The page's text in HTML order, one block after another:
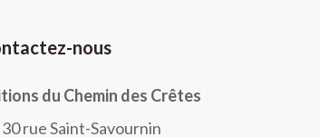
nous
du Chemin des Crêtes
30 rue Saint-Savournin